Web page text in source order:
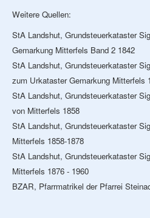
Weitere Quellen:
StA Landshut, Grundsteuerkataster
Gemarkung Mitterfels Band 2 1842
StA Landshut, Grundsteuerkataster
zum Urkataster Gemarkung Mitterfels
StA Landshut, Grundsteuerkataster
von Mitterfels 1858
StA Landshut, Grundsteuerkataster
Mitterfels 1858-1878
StA Landshut, Grundsteuerkataster
Mitterfels 1876 - 1960
BZAR, Pfarrmatrikel der Pfarrei